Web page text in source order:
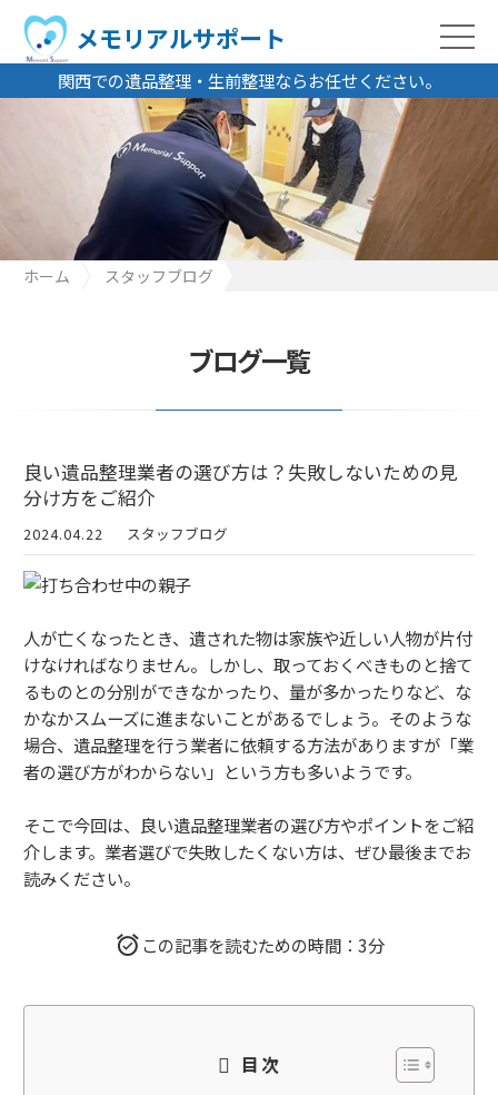
関西での遺品整理・生前整理ならお任せください。
メモリアルサポート
ホーム
スタッフブログ
ブログ一覧
良い遺品整理業者の選び方は？失敗しないための見
分け方をご紹介
2024.04.22 スタッフブログ
人が亡くなったとき、遺された物は家族や近しい人物が片付
けなければなりません。しかし、取っておくべきものと捨て
るものとの分別ができなかったり、量が多かったりなど、な
かなかスムーズに進まないことがあるでしょう。そのような
場合、遺品整理を行う業者に依頼する方法がありますが「業
者の選び方がわからない」という方も多いようです。
そこで今回は、良い遺品整理業者の選び方やポイントをご紹
介します。業者選びで失敗したくない方は、ぜひ最後までお
読みください。
この記事を読むための時間：3分
目次